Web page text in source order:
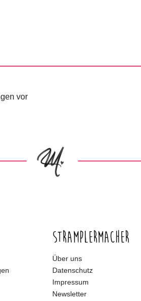
vor
Stramplermacher
Über uns
Datenschutz
Impressum
Newsletter